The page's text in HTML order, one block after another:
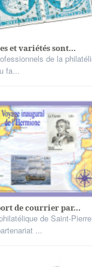
et variétés sont...
de la
fa...
de courrier par...
de Saint-
...